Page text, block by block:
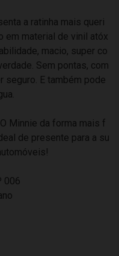
a ratinha mais queri
em material de vinil atóx
macio, super co
Sem pontas, com
seguro. E também pode
Minnie da forma mais f
de presente para a su
006